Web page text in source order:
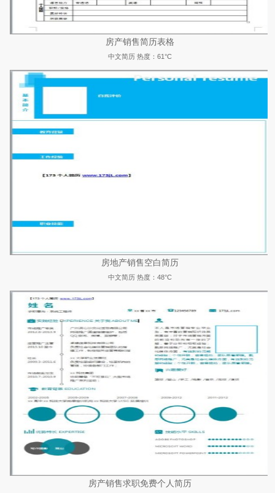
房产销售简历表格
中文简历 热度：61°C
房地产销售空白简历
中文简历 热度：48°C
房产销售求职免费个人简历